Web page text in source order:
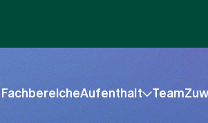
FachbereicheAufenthalt Team